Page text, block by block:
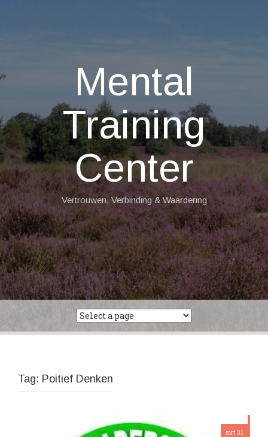
Mental
Training
Center
Vertrouwen, Verbinding & Waardering
Tag: Poitief Denken
mrt 31